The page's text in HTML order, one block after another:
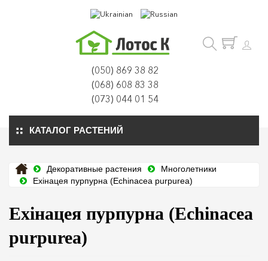
(050) 869 38 82
(068) 608 83 38
(073) 044 01 54
КАТАЛОГ РАСТЕНИЙ
Декоративные растения
Многолетники
Ехінацея пурпурна (Echinacea purpurea)
Ехінацея пурпурна (Echinacea
purpurea)